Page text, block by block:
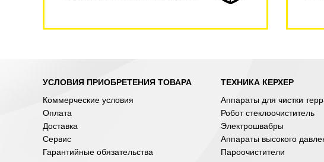
УСЛОВИЯ ПРИОБРЕТЕНИЯ ТОВАРА
Коммерческие условия
Оплата
Доставка
Сервис
Гарантийные обязательства
ТЕХНИКА КЕРХЕР
Аппараты для чистки
Робот стеклоочиститель
Электрошвабры
Аппараты высокого
Пароочистители